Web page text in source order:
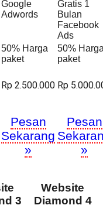
Google
Adwords
Gratis 1
Bulan
Facebook
Ads
50% Harga
paket
50%
paket
Rp 2.500.000 Rp
Pesan
Sekarang
»
Pesan
»
3
Website
Diamond 4